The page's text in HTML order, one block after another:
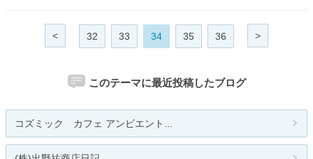
< 32 33 34 35 36 >
このテーマに最近投稿したブログ
コズミック カフェ アンビエント...